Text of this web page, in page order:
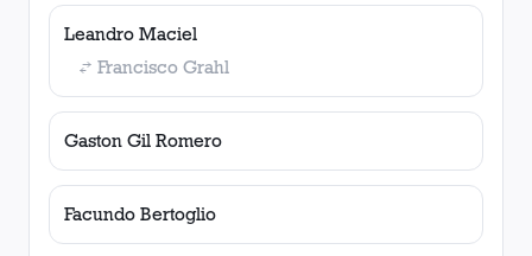
Leandro Maciel
Francisco Grahl
Gaston Gil Romero
Facundo Bertoglio